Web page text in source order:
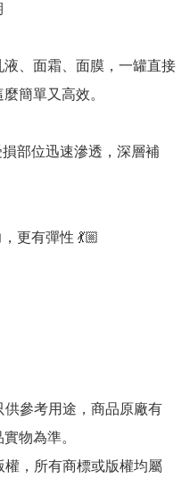
、面霜、面膜，一罐直接
簡單又高效。
部位迅速滲透，深層補
更有彈性 💃🏼
供參考用途，商品原廠有
物為準。
，所有商標或版權均屬